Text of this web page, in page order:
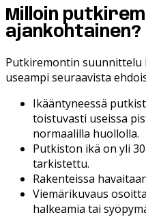
Milloin
ajankohtainen?
Putkiremontin suunnittelu
useampi seuraavista
Ikääntyneessä
toistuvasti useissa
normaalilla huollolla.
Putkiston ikä on yli
tarkistettu.
Rakenteissa
Viemärikuvaus
halkeamia tai